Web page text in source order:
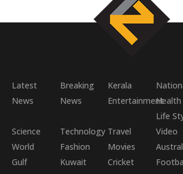
Latest
News
Breaking
News
Kerala
Entertainment
Life
Science
World
Technology Travel Video
Fashion
Movies
Gulf
Kuwait Cricket